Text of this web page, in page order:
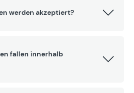
werden akzeptiert?
fallen innerhalb